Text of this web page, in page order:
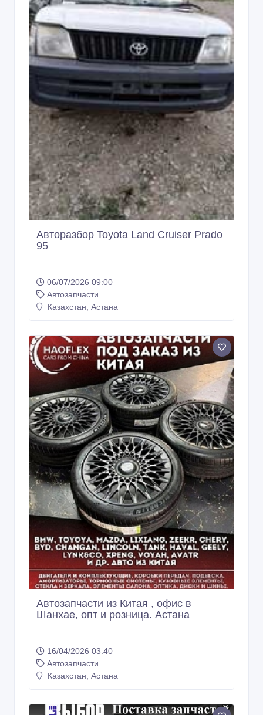
Авторазбор Toyota Land Cruiser Prado
95
06/07/2026 09:00
Автозапчасти
Казахстан, Астана
Автозапчасти из Китая , офис в
Шанхае, опт и розница. Астана
16/04/2026 03:40
Автозапчасти
Казахстан, Астана